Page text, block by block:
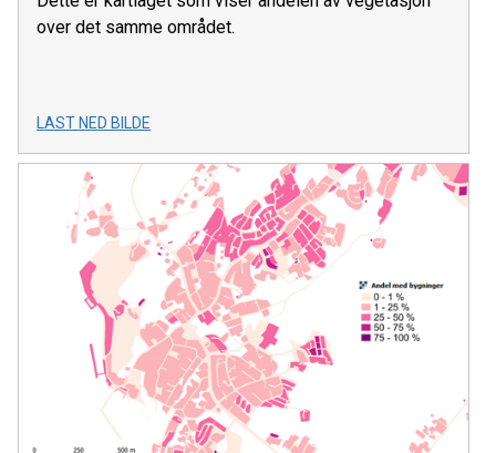
over det samme området.
LAST NED BILDE